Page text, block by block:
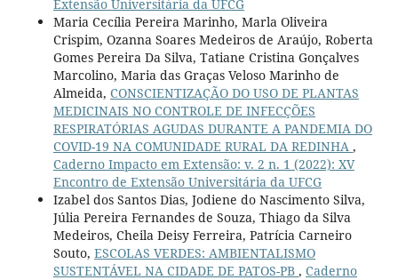
Extensão Universitária da UFCG
Maria Cecília Pereira Marinho, Marla Oliveira
Crispim, Ozanna Soares Medeiros de Araújo, Roberta
Gomes Pereira Da Silva, Tatiane Cristina Gonçalves
Marcolino, Maria das Graças Veloso Marinho de
Almeida, CONSCIENTIZAÇÃO DO USO DE PLANTAS
MEDICINAIS NO CONTROLE DE INFECÇÕES
RESPIRATÓRIAS AGUDAS DURANTE A PANDEMIA DO
COVID-19 NA COMUNIDADE RURAL DA REDINHA ,
Caderno Impacto em Extensão: v. 2 n. 1 (2022): XV
Encontro de Extensão Universitária da UFCG
Izabel dos Santos Dias, Jodiene do Nascimento Silva,
Júlia Pereira Fernandes de Souza, Thiago da Silva
Medeiros, Cheila Deisy Ferreira, Patrícia Carneiro
Souto, ESCOLAS VERDES: AMBIENTALISMO
SUSTENTÁVEL NA CIDADE DE PATOS-PB , Caderno